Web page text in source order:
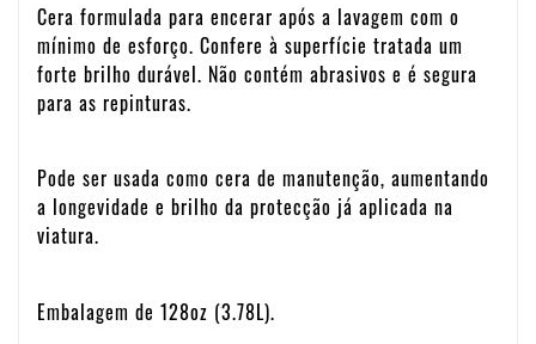
Cera formulada para encerar após a lavagem com o
mínimo de esforço. Confere à superfície tratada um
forte brilho durável. Não contém abrasivos e é segura
para as repinturas.
Pode ser usada como cera de manutenção, aumentando
a longevidade e brilho da protecção já aplicada na
viatura.
Embalagem de 128oz (3.78L).